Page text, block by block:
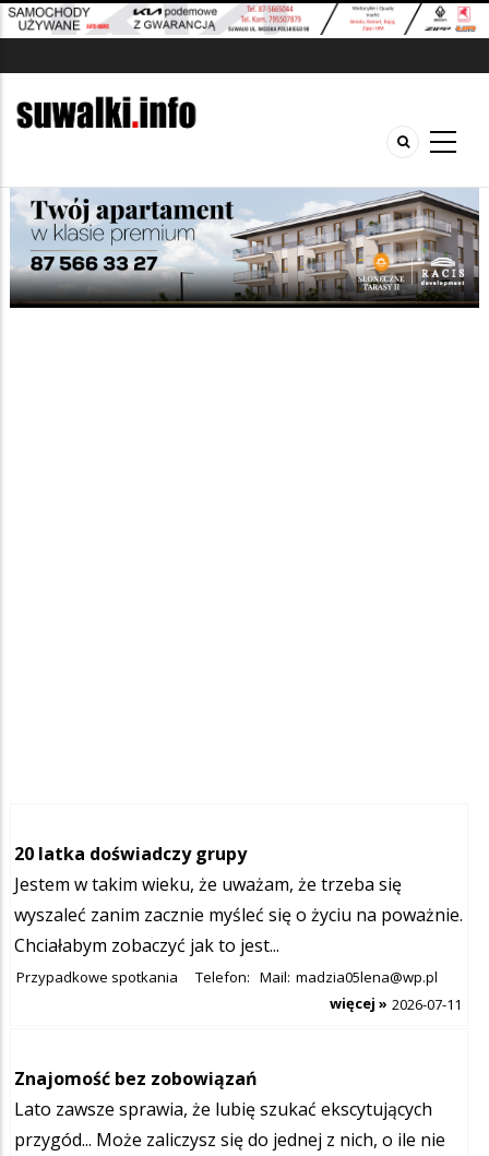
Szukana fraza w ogłoszeniach
20 latka doświadczy grupy
Jestem w takim wieku, że uważam, że trzeba się
wyszaleć zanim zacznie myśleć się o życiu na poważnie.
Chciałabym zobaczyć jak to jest...
Przypadkowe spotkania Telefon: Mail: madzia05lena@wp.pl
2026-07-11
więcej »
Znajomość bez zobowiązań
Lato zawsze sprawia, że lubię szukać ekscytujących
przygód... Może zaliczysz się do jednej z nich, o ile nie